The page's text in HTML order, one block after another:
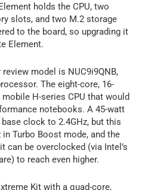
holds the CPU, two
slots, and two M.2 storage
to the board, so upgrading it
Element.
model is NUC9i9QNB,
The eight-core, 16-
H-series CPU that would
notebooks. A 45-watt
clock to 2.4GHz, but this
Turbo Boost mode, and the
can be overclocked (via Intel’s
to reach even higher.
Kit with a quad-core,